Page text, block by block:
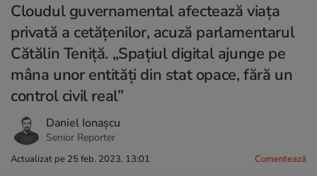
Cloudul guvernamental afectează viața
privată a cetățenilor, acuză parlamentarul
Cătălin Teniță. „Spațiul digital ajunge pe
mâna unor entități din stat opace, fără un
control civil real”
Daniel Ionașcu
Senior Reporter
Actualizat pe 25 feb. 2023, 13:01 Comentează